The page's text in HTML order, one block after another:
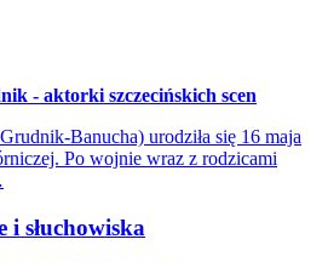
- aktorki szczecińskich scen
Banucha) urodziła się 16 maja
Po wojnie wraz z rodzicami
i słuchowiska